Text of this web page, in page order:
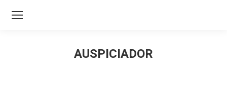
AUSPICIADOR